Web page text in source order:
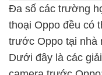
Đa số các trường
thoại Oppo đều có
trước Oppo tại nhà
Dưới đây là các